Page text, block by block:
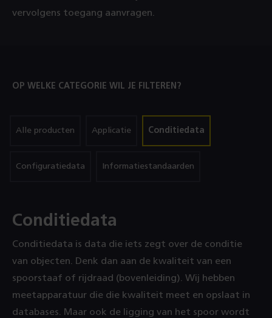
vervolgens toegang aanvragen.
OP WELKE CATEGORIE WIL JE FILTEREN?
filter
Alle producten filter
Applicatie filter
op
Conditiedata
filter
Configuratiedata filter
Informatiestandaarden
Conditiedata
Conditiedata is data die iets zegt over de conditie
van objecten. Denk dan aan de kwaliteit van een
spoorstaaf of rijdraad (bovenleiding). Wij hebben
meetapparatuur die die kwaliteit meet en opslaat in
databases. Maar ook de ligging van het spoor wordt